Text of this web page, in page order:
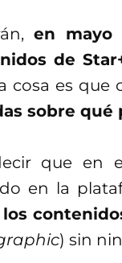
en mayo
de
cosa es que
sobre qué
que en
en la
) sin